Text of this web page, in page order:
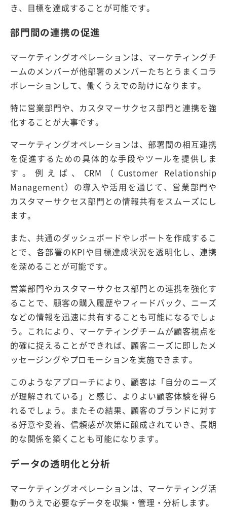
き、目標を達成することが可能です。
部門間の連携の促進
マーケティングオペレーションは、マーケティングチ
ームのメンバーが他部署のメンバーたちとうまくコラ
ボレーションして、働くうえでの助けになります。
特に営業部門や、カスタマーサクセス部門と連携を強
化することが大事です。
マーケティングオペレーションは、部署間の相互連携
を促進するための具体的な手段やツールを提供しま
す。例えば、CRM（Customer Relationship
Management）の導入や活用を通じて、営業部門や
カスタマーサクセス部門との情報共有をスムーズにし
ます。
また、共通のダッシュボードやレポートを作成するこ
とで、各部署のKPIや目標達成状況を透明化し、連携
を深めることが可能です。
営業部門やカスタマーサクセス部門との連携を強化す
ることで、顧客の購入履歴やフィードバック、ニーズ
などの情報を迅速に共有することも可能になるでしょ
う。これにより、マーケティングチームが顧客視点を
的確に捉えることができれば、顧客ニーズに即したメ
ッセージングやプロモーションを実施できます。
このようなアプローチにより、顧客は「自分のニーズ
が理解されている」と感じ、よりよい顧客体験を得ら
れるでしょう。またその結果、顧客のブランドに対す
る好意や愛着、信頼感が次第に醸成されていき、長期
的な関係を築くことも可能になります。
データの透明化と分析
マーケティングオペレーションは、マーケティング活
動のうえで必要なデータを収集・管理・分析します。